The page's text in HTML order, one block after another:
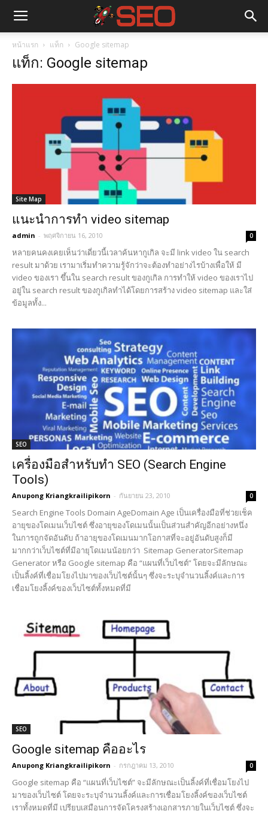
หน้าแรก แท็ก Google sitemap
แท็ก: Google sitemap
Site Map
แนะนำการทำ video sitemap
admin - พฤศจิกายน 16, 2010 0
หลายคนคงเคยเห็นว่าเดี่ยวนี้เวลาค้นหากูเกิล จะมี link video ใน search
result มาด้วย เรามาเริ่มทำความรู้จักว่าจะต้องทำอย่างไรบ้างเพื่อให้ มี
video ของเรา ขึ้นใน search result ของกูเกิล การทำให้ video ของเราไป
อยู่ใน search result ของกูเกิลทำได้โดยการสร้าง video sitemap และใส่
ข้อมูลทั้ง...
SEO
เครื่องมือสำหรับทำ SEO (Search Engine
Tools)
Anupong Kriangkrailipikorn - กันยายน 23, 2010 0
Search Engine Tools Domain AgeDomain Age เป็นเครื่องมือที่ช่วยเช็ค
อายุของโดเมนเว็บไซต์ ซึ่งอายุของโดเมนนั้นเป็นส่วนสำคัญอีกอย่างหนึ่ง
ในการถูกจัดอันดับ ถ้าอายุของโดเมนมากโอกาสที่จะอยู่อันดับสูงก็มี
มากกว่าเว็บไซต์ที่มีอายุโดเมนน้อยกว่า Sitemap GeneratorSitemap
Generator หรือ Google sitemap คือ “แผนที่เว็บไซต์” โดยจะมีลักษณะ
เป็นลิ้งค์ที่เชื่อมโยงไปมาของเว็บไซต์นั้นๆ ซึ่งจะระบุจำนวนลิ้งค์และการ
เชื่อมโยงลิ้งค์ของเว็บไซต์ทั้งหมดที่มี
SEO
Google sitemap คืออะไร
Anupong Kriangkrailipikorn - กรกฎาคม 13, 2010 0
Google sitemap คือ “แผนที่เว็บไซต์” จะมีลักษณะเป็นลิ้งค์ที่เชื่อมโยงไป
มาของเว็บไซต์ โดยจะระบุจำนวนลิ้งค์และการเชื่อมโยงลิ้งค์ของเว็บไซต์
เราทั้งหมดที่มี เปรียบเสมือนการจัดโครงสร้างเอกสารภายในเว็บไซต์ ซึ่งจะ